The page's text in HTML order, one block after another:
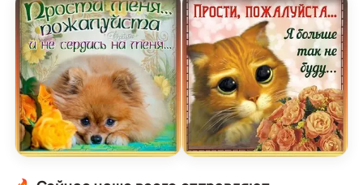
Картинка прости меня пожалуйста и не
Открытка прости меня